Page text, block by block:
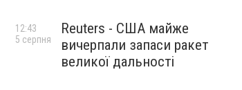
Reuters - США майже
вичерпали запаси ракет
великої дальності
12:43
5 серпня